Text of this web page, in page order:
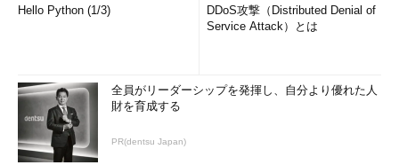
Hello Python (1/3)
DDoS攻撃（Distributed Denial of
Service Attack）とは
全員がリーダーシップを発揮し、自分より優れた人
財を育成する
PR(dentsu Japan)